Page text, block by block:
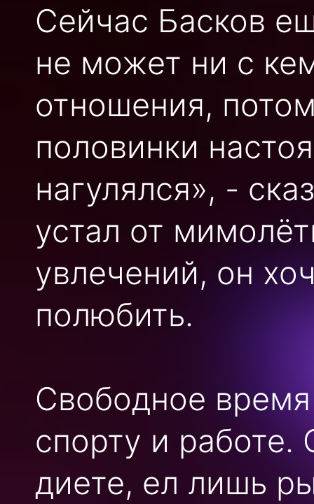
Сейчас Басков
не может ни с
отношения,
половинки
нагулялся», -
устал от
увлечений, он
полюбить.
Свободное
спорту и
диете, ел лишь